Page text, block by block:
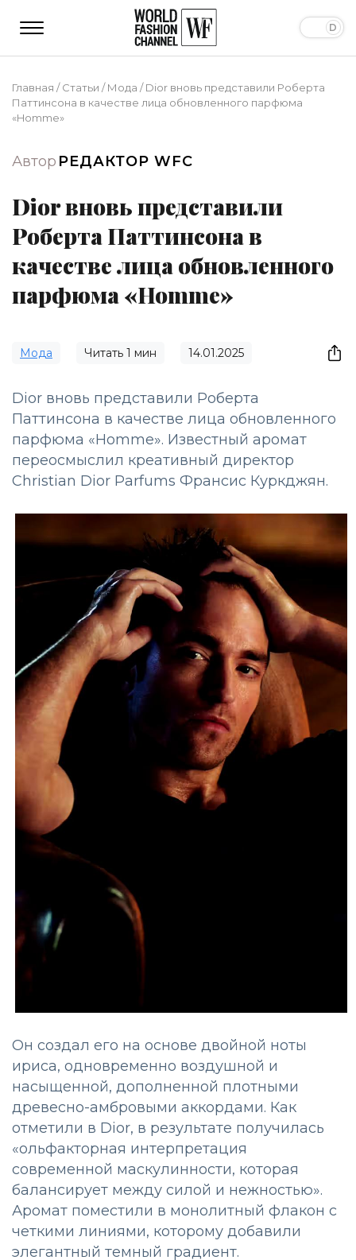
Главная /Статьи /Мода /Dior вновь представили Роберта
Паттинсона в качестве лица обновленного парфюма
«Homme»
Автор РЕДАКТОР WFC
Dior вновь представили
Роберта Паттинсона в
качестве лица обновленного
парфюма «Homme»
Мода Читать 1 мин 14.01.2025
Dior вновь представили Роберта
Паттинсона в качестве лица обновленного
парфюма «Homme». Известный аромат
переосмыслил креативный директор
Christian Dior Parfums Франсис Куркджян.
Он создал его на основе двойной ноты
ириса, одновременно воздушной и
насыщенной, дополненной плотными
древесно-амбровыми аккордами. Как
отметили в Dior, в результате получилась
«ольфакторная интерпретация
современной маскулинности, которая
балансирует между силой и нежностью».
Аромат поместили в монолитный флакон с
четкими линиями, которому добавили
элегантный темный градиент.